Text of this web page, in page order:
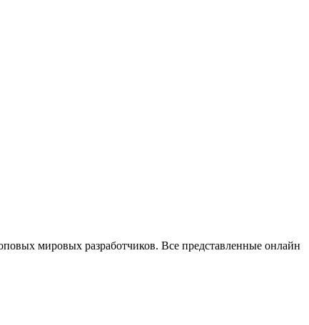
мировых разработчиков. Все представленные онлайн